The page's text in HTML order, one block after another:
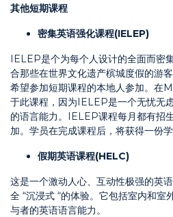
其他短期课程
密集英语强化课程(IELEP)
IELEP是个为每个人设计的全面而密
合那些在世界文化遗产槟城度假的游
希望参加短期课程的本地人参加。在
于此课程，因为IELEP是一个无忧无
的语言能力。IELEP课程每月都有招
加。学员在完成课程后，将获得一份学
假期英语课程(HELC)
这是一个激动人心、互动性极强的英
全 “沉浸式 “的体验。它包括室内和室
与者的英语语言能力。